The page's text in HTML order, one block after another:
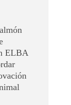
ELBA